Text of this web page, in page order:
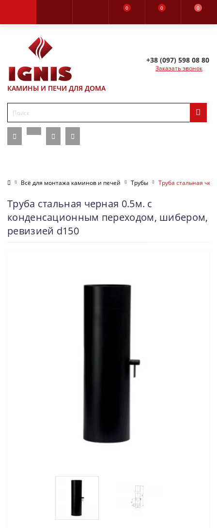
0 0 0
КАМИНЫ И ПЕЧИ ДЛЯ ДОМА
+38 (097) 598 08 80
Заказать звонок
Всё для монтажа каминов и печей Трубы Труба стальная
Труба стальная черная 0.5м. c
конденсационным переходом, шибером,
ревизией d150